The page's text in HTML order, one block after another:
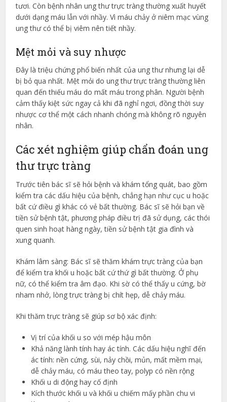
tươi. Còn bệnh nhân ung thư trực tràng thường xuất huyết
dưới dạng máu lẫn với nhầy. Vì máu chảy ở niêm mạc vùng
ung thư có thể bị viêm nên tiết nhầy.
Mệt mỏi và suy nhược
Đây là triệu chứng phổ biến nhất của ung thư nhưng lại dễ
bị bỏ qua nhất. Mệt mỏi do ung thư trực tràng thường liên
quan đến thiếu máu do mất máu trong phân. Người bệnh
cảm thấy kiệt sức ngay cả khi đã nghỉ ngơi, đồng thời suy
nhược cơ thể một cách nhanh chóng mà không rõ nguyên
nhân.
Các xét nghiệm giúp chẩn đoán ung
thư trực tràng
Trước tiên bác sĩ sẽ hỏi bệnh và khám tổng quát, bao gồm
kiểm tra các dấu hiệu của bệnh, chẳng hạn như cục u hoặc
bất cứ điều gì khác có vẻ bất thường. Bác sĩ sẽ hỏi bạn về
tiền sử bệnh tật, phương pháp điều trị đã sử dụng, các thói
quen sinh hoạt hàng ngày, tiền sử bệnh tật gia đình và
xung quanh.
Khám lâm sàng: Bác sĩ sẽ thăm khám trực tràng của bạn
để kiểm tra khối u hoặc bất cứ thứ gì bất thường. Ở phụ
nữ, có thể kiểm tra âm đạo. Khi sờ có thể thấy u cứng, bờ
nham nhở, lòng trực tràng bị chít hẹp, dễ chảy máu.
Khi thăm trực tràng sẽ giúp sơ bộ xác định:
Vị trí của khối u so với mép hậu môn
Khả năng lành tính hay ác tính. Các dấu hiệu nghĩ đến
ác tính: nền cứng, sùi, nảy chồi, mủn, mất mềm mại,
dễ chảy máu, có máu theo tay, polyp có nền rộng
Khối u di động hay cố định
Kích thước khối u và khối u chiếm mấy phần chu vi